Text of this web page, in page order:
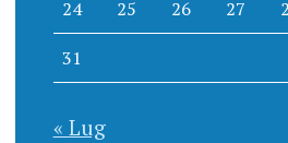
24 25 26 27
31
« Lug